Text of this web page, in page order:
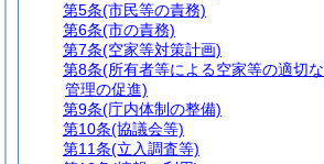
第5条(市民等の責務)
第6条(市の責務)
第7条(空家等対策計画)
第8条(所有者等による空家等の適切な
管理の促進)
第9条(庁内体制の整備)
第10条(協議会等)
第11条(立入調査等)